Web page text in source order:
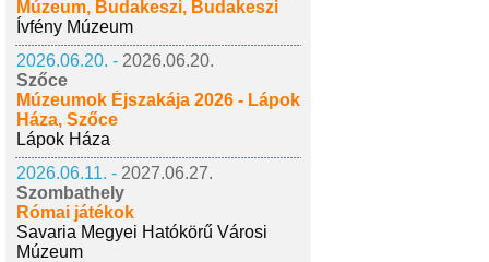
Múzeum, Budakeszi, Budakeszi
Ívfény Múzeum
2026.06.20. - 2026.06.20.
Szőce
Múzeumok Éjszakája 2026 - Lápok
Háza, Szőce
Lápok Háza
2026.06.11. - 2027.06.27.
Szombathely
Római játékok
Savaria Megyei Hatókörű Városi
Múzeum